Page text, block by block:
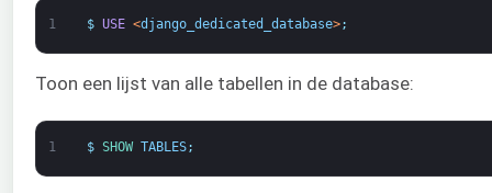
1 $ USE <django_dedicated_database>;
Toon een lijst van alle tabellen in de database:
1 $ SHOW TABLES;